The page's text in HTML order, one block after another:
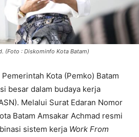
(Foto : Diskominfo Kota Batam)
Pemerintah Kota (Pemko) Batam
besar dalam budaya kerja
Melalui Surat Edaran Nomor
Batam Amsakar Achmad resmi
sistem kerja Work From